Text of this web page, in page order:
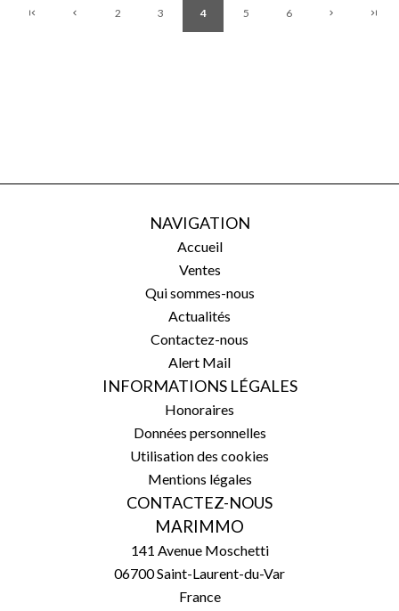
2 3 4 5 6
NAVIGATION
Accueil
Ventes
Qui sommes-nous
Actualités
Contactez-nous
Alert Mail
INFORMATIONS LÉGALES
Honoraires
Données personnelles
Utilisation des cookies
Mentions légales
CONTACTEZ-NOUS
MARIMMO
141 Avenue Moschetti
06700Saint-Laurent-du-Var
France